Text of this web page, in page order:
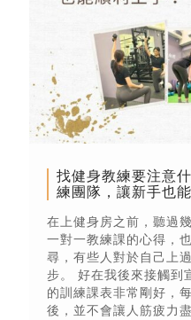
找健身教練要注意
練團隊，讓新手也
在上健身房之前，聽過
一對一教練課的心得，
尋，有些人對於自己上
步。 好在我後來接觸到
的訓練課表非常剛好，
後，並不會讓人筋疲力